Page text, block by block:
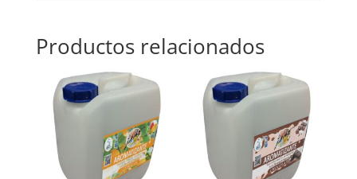
Productos relacionados